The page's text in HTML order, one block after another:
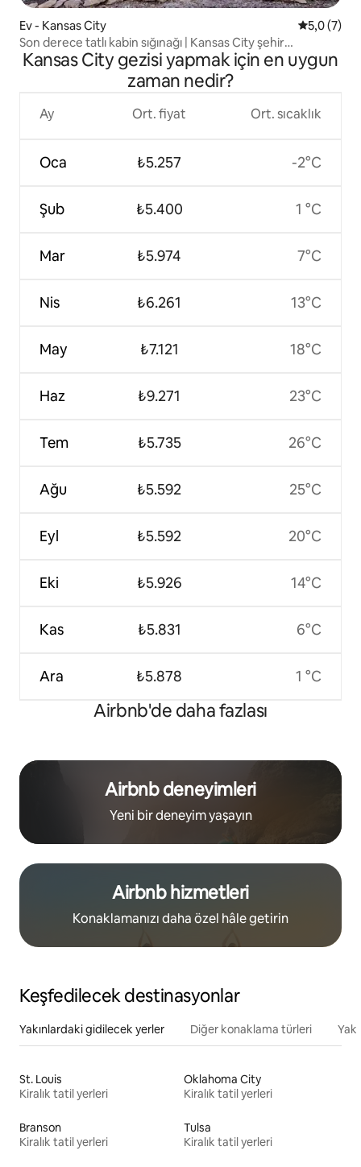
Ev - Kansas City 55,0 (7)
Son derece tatlı kabin sığınağı | Kansas City şehir
merkezine 5 dakika
Kansas City gezisi yapmak için en uygun
zaman nedir?
Ay
Oca
Şub
Mar
Nis
May
Haz
Tem
Ağu
Eyl
Eki
Kas
Ara
Ort. fiyat
₺5.257
₺5.400
₺5.974
₺6.261
₺7.121
₺9.271
₺5.735
₺5.592
₺5.592
₺5.926
₺5.831
₺5.878
Ort. sıcaklık
-2°C
1 °C
7°C
13°C
18°C
23°C
26°C
25°C
20°C
14°C
6°C
1 °C
Airbnb'de daha fazlası
Airbnb deneyimleri
Yeni bir deneyim yaşayın
Airbnb hizmetleri
Konaklamanızı daha özel hâle getirin
Keşfedilecek destinasyonlar
Yakınlardaki gidilecek yerler Diğer konaklama türleri
St. Louis
Kiralık tatil yerleri
Oklahoma City
Kiralık tatil yerleri
Branson
Kiralık tatil yerleri
Tulsa
Kiralık tatil yerleri